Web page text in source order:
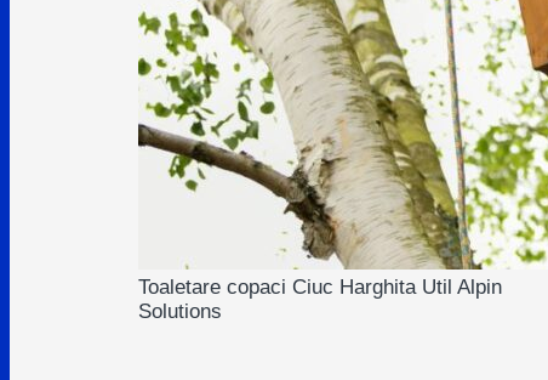
Toaletare copaci Ciuc Harghita Util Alpin
Solutions